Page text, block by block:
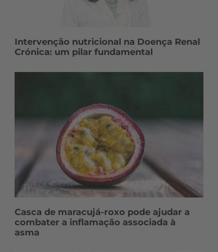
Intervenção nutricional na Doença Renal
Crónica: um pilar fundamental
Casca de maracujá-roxo pode ajudar a
combater a inflamação associada à
asma